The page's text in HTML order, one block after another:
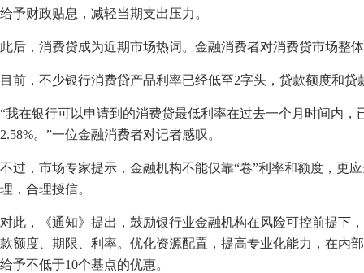
给予财政贴息，减轻当期支出压力。
此后，消费贷成为近期市场热词。金融消费者对消费贷市场整
目前，不少银行消费贷产品利率已经低至2字头，贷款额度和贷
“我在银行可以申请到的消费贷最低利率在过去一个月时间内，
2.58%。”一位金融消费者对记者感叹。
不过，市场专家提示，金融机构不能仅靠“卷”利率和额度，更
理，合理授信。
对此，《通知》提出，鼓励银行业金融机构在风险可控前提下
款额度、期限、利率。优化资源配置，提高专业化能力，在内
给予不低于10个基点的优惠。